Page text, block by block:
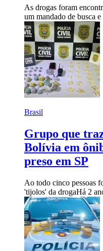
As drogas foram
um mandado de busca e
Brasil
Grupo que
Bolívia em
preso em SP
Ao todo cinco pessoas
'tijolos' da drogaHá 2